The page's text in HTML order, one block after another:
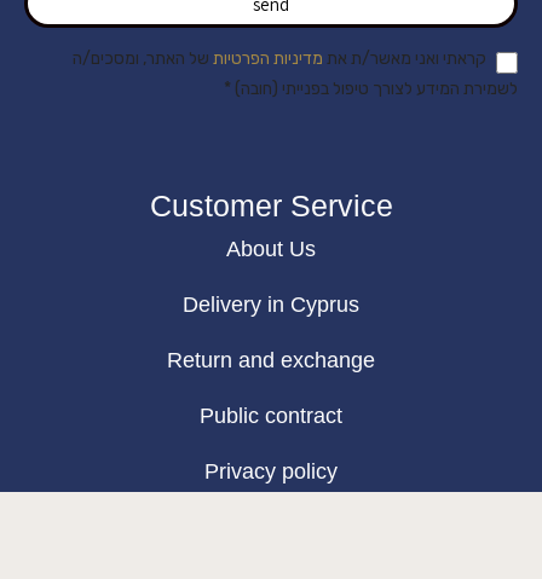
קראתי ואני מאשר/ת את מדיניות הפרטיות של האתר, ומסכים/ה
לשמירת המידע לצורך טיפול בפנייתי (חובה) *
Customer Service
About Us
Delivery in Cyprus
Return and exchange
Public contract
Privacy policy